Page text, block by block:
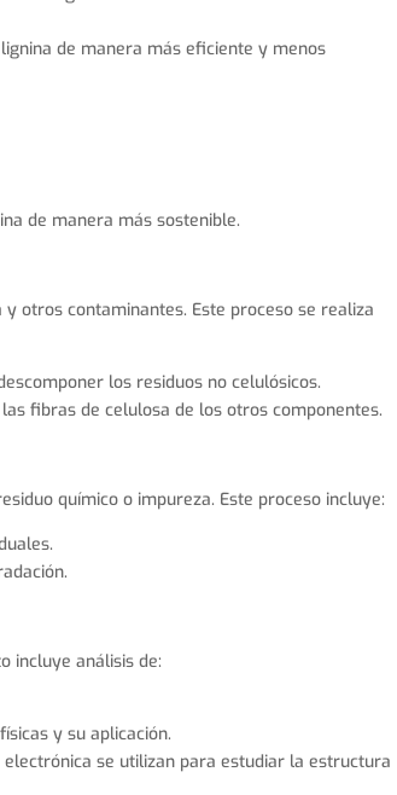
de manera más eficiente y menos
de manera más sostenible.
otros contaminantes. Este proceso se realiza
los residuos no celulósicos.
fibras de celulosa de los otros componentes.
químico o impureza. Este proceso incluye:
incluye análisis de:
y su aplicación.
se utilizan para estudiar la estructura